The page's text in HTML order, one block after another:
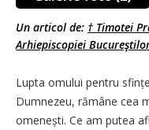
Un articol de: † Timotei
Arhiepiscopiei
Lupta omului pentru
Dumnezeu, rămâne cea
omenești. Ce am putea